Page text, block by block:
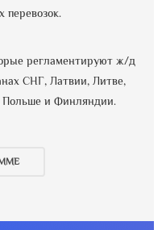
регламентируют ж/д
СНГ, Латвии, Литве,
Польше и Финляндии.